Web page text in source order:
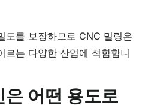
도를 보장하므로 CNC 밀링은
르는 다양한 산업에 적합합니
은 어떤 용도로